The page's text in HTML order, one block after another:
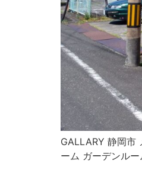
GALLARY 静岡市
ーム ガーデンル